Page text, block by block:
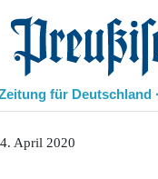
Preußische Allgemeine
für Deutschland
April 2020